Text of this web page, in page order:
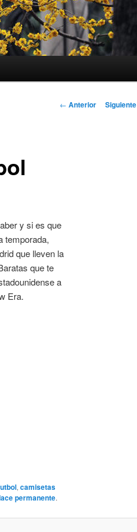
Navegación
← Anterior Siguiente
y si es que
temporada,
que lleven la
que te
a
Era.
,camisetas
permanente.